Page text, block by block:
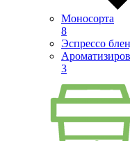
Моносорта
8
Эспрессо
3